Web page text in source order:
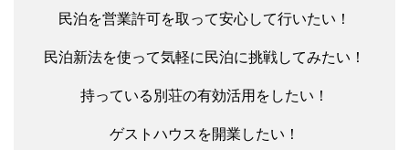
民泊を営業許可を取って安心して行いたい！
民泊新法を使って気軽に民泊に挑戦してみたい！
持っている別荘の有効活用をしたい！
ゲストハウスを開業したい！